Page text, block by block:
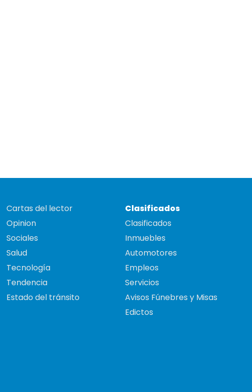
Cartas del lector
Opinion
Sociales
Salud
Tecnología
Tendencia
Estado del tránsito
Clasificados
Clasificados
Inmuebles
Automotores
Empleos
Servicios
Avisos Fúnebres y Misas
Edictos